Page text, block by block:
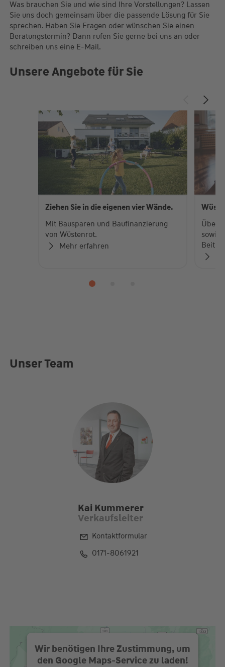
Was brauchen Sie und wie sind Ihre Vorstellungen? Lassen
Sie uns doch gemeinsam über die passende Lösung für Sie
sprechen. Haben Sie Fragen oder wünschen Sie einen
Beratungstermin? Dann rufen Sie gerne bei uns an oder
schreiben uns eine E-Mail.
Unsere Angebote für Sie
Ziehen Sie in die eigenen vier Wände.
Mit Bausparen und Baufinanzierung
von Wüstenrot.
Mehr erfahren
Über
sowie
Unser Team
Kai Kummerer
Verkaufsleiter
Kontaktformular
0171-8061921
Wir benötigen Ihre Zustimmung, um
den Google Maps-Service zu laden!